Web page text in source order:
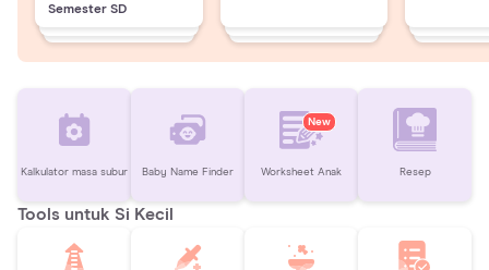
Semester SD
Kalkulator masa subur Baby Name Finder
New
Worksheet Anak Resep
Tools untuk Si Kecil